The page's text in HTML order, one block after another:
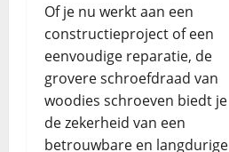
Of je nu werkt aan een
constructieproject of een
eenvoudige reparatie, de
grovere schroefdraad van
woodies schroeven biedt je
de zekerheid van een
betrouwbare en langdurige